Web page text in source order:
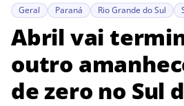
Geral Paraná Rio Grande do Sul
Abril vai
outro
de zero no Sul